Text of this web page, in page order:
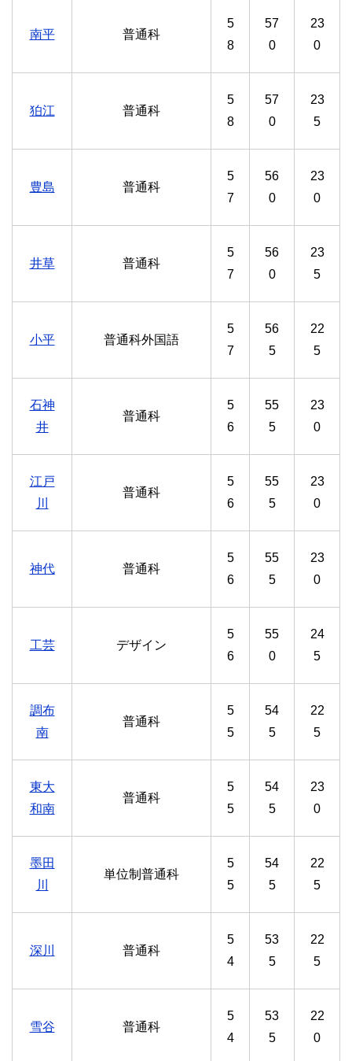
南平 普通科
5
8
57
0
23
0
狛江 普通科
5
8
57
0
23
5
豊島 普通科
5
7
56
0
23
0
井草 普通科
5
7
56
0
23
5
小平 普通科外国語
5
7
56
5
22
5
石神
井
普通科
5
6
55
5
23
0
江戸
川
普通科
5
6
55
5
23
0
神代 普通科
5
6
55
5
23
0
工芸 デザイン
5
6
55
0
24
5
調布
南
普通科
5
5
54
5
22
5
東大
和南
普通科
5
5
54
5
23
0
墨田
川
単位制普通科
5
5
54
5
22
5
深川 普通科
5
4
53
5
22
5
雪谷 普通科
5
4
53
5
22
0